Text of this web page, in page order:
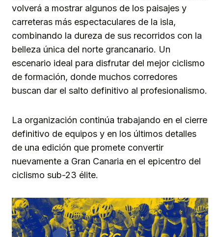
volverá a mostrar algunos de los paisajes y
carreteras más espectaculares de la isla,
combinando la dureza de sus recorridos con la
belleza única del norte grancanario. Un
escenario ideal para disfrutar del mejor ciclismo
de formación, donde muchos corredores
buscan dar el salto definitivo al profesionalismo.
La organización continúa trabajando en el cierre
definitivo de equipos y en los últimos detalles
de una edición que promete convertir
nuevamente a Gran Canaria en el epicentro del
ciclismo sub-23 élite.